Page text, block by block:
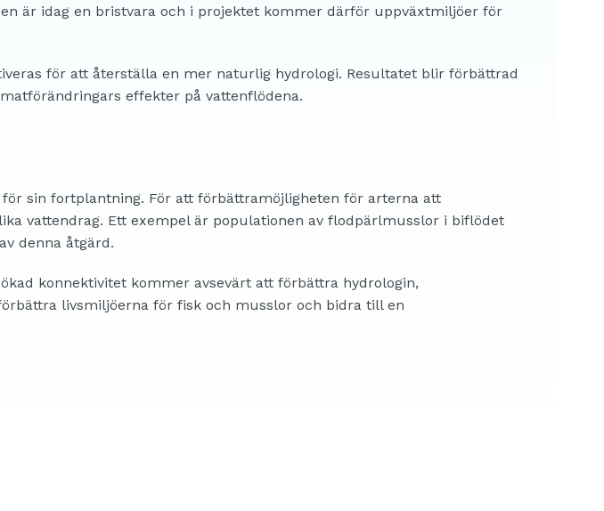
är idag en bristvara och i projektet kommer därför uppväxtmiljöer för
för att återställa en mer naturlig hydrologi. Resultatet blir förbättrad
effekter på vattenflödena.
sin fortplantning. För att förbättramöjligheten för arterna att
vattendrag. Ett exempel är populationen av flodpärlmusslor i biflödet
denna åtgärd.
konnektivitet kommer avsevärt att förbättra hydrologin,
livsmiljöerna för fisk och musslor och bidra till en